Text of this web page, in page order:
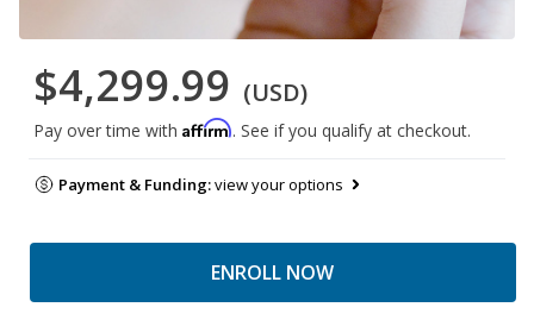
$4,299.99 (USD)
Pay over time with Affirm. See if you qualify at checkout.
Payment & Funding:view your options
ENROLL NOW